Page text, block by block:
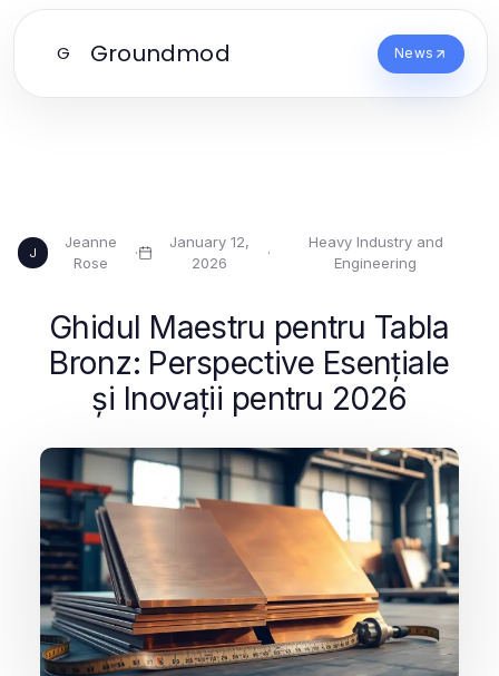
G Groundmod News
J
Jeanne
Rose
·
January 12,
2026
·
Heavy Industry and
Engineering
Ghidul Maestru pentru Tabla
Bronz: Perspective Esențiale
și Inovații pentru 2026